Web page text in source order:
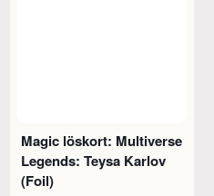
Magic löskort: Multiverse
Legends: Teysa Karlov
(Foil)